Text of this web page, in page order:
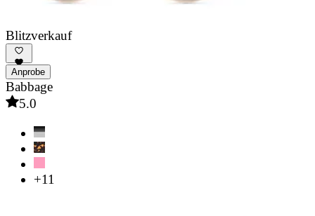
Blitzverkauf
Anprobe
Babbage
5.0
+11